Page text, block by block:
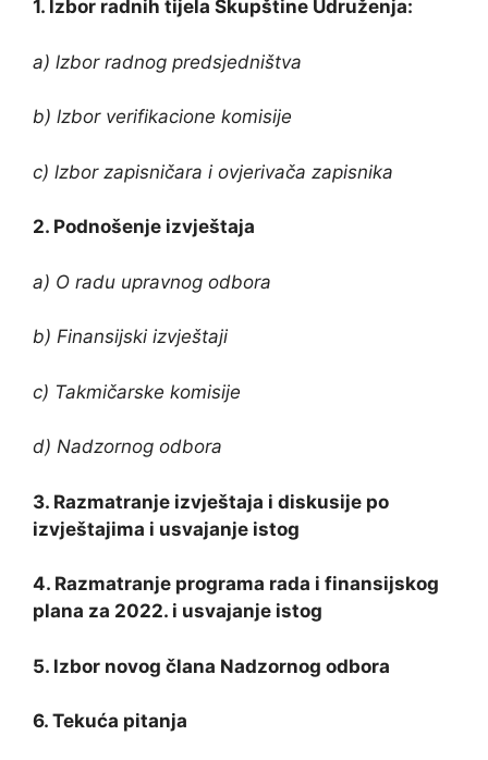
1. lzbor radnih tijela Skupštine Udruženja:
a) lzbor radnog predsjedništva
b) lzbor verifikacione komisije
c) lzbor zapisničara i ovjerivača zapisnika
2. Podnošenje izvještaja
a) O radu upravnog odbora
b) Finansijski izvještaji
c) Takmičarske komisije
d) Nadzornog odbora
3. Razmatranje izvještaja i diskusije po
izvještajima i usvajanje istog
4. Razmatranje programa rada i finansijskog
plana za 2022. i usvajanje istog
5. lzbor novog člana Nadzornog odbora
6. Tekuća pitanja